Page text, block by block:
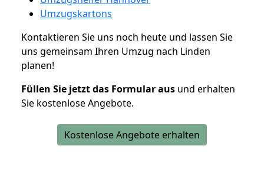
Umzugskartons
Kontaktieren Sie uns noch heute und lassen Sie
uns gemeinsam Ihren Umzug nach Linden
planen!
Füllen Sie jetzt das Formular aus und erhalten
Sie kostenlose Angebote.
Kostenlose Angebote erhalten